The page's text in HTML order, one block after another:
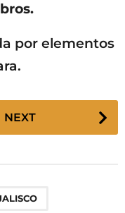
por elementos
NEXT